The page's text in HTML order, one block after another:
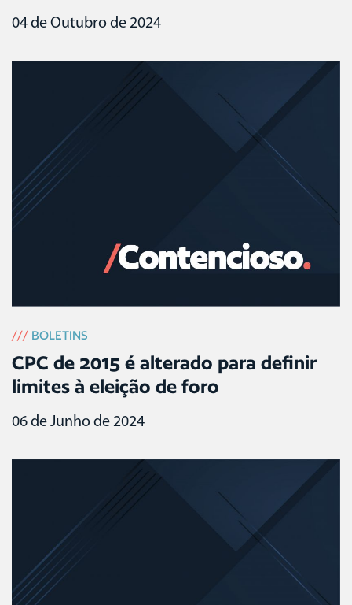
04 de Outubro de 2024
/// BOLETINS
CPC de 2015 é alterado para definir
limites à eleição de foro
06 de Junho de 2024